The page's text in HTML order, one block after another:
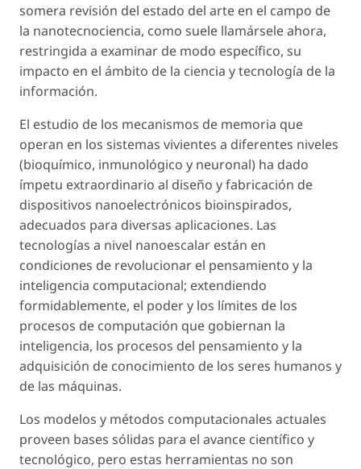
somera revisión del estado del arte en el campo de
la nanotecnociencia, como suele llamársele ahora,
restringida a examinar de modo específico, su
impacto en el ámbito de la ciencia y tecnología de la
información.
El estudio de los mecanismos de memoria que
operan en los sistemas vivientes a diferentes niveles
(bioquímico, inmunológico y neuronal) ha dado
ímpetu extraordinario al diseño y fabricación de
dispositivos nanoelectrónicos bioinspirados,
adecuados para diversas aplicaciones. Las
tecnologías a nivel nanoescalar están en
condiciones de revolucionar el pensamiento y la
inteligencia computacional; extendiendo
formidablemente, el poder y los límites de los
procesos de computación que gobiernan la
inteligencia, los procesos del pensamiento y la
adquisición de conocimiento de los seres humanos y
de las máquinas.
Los modelos y métodos computacionales actuales
proveen bases sólidas para el avance científico y
tecnológico, pero estas herramientas no son